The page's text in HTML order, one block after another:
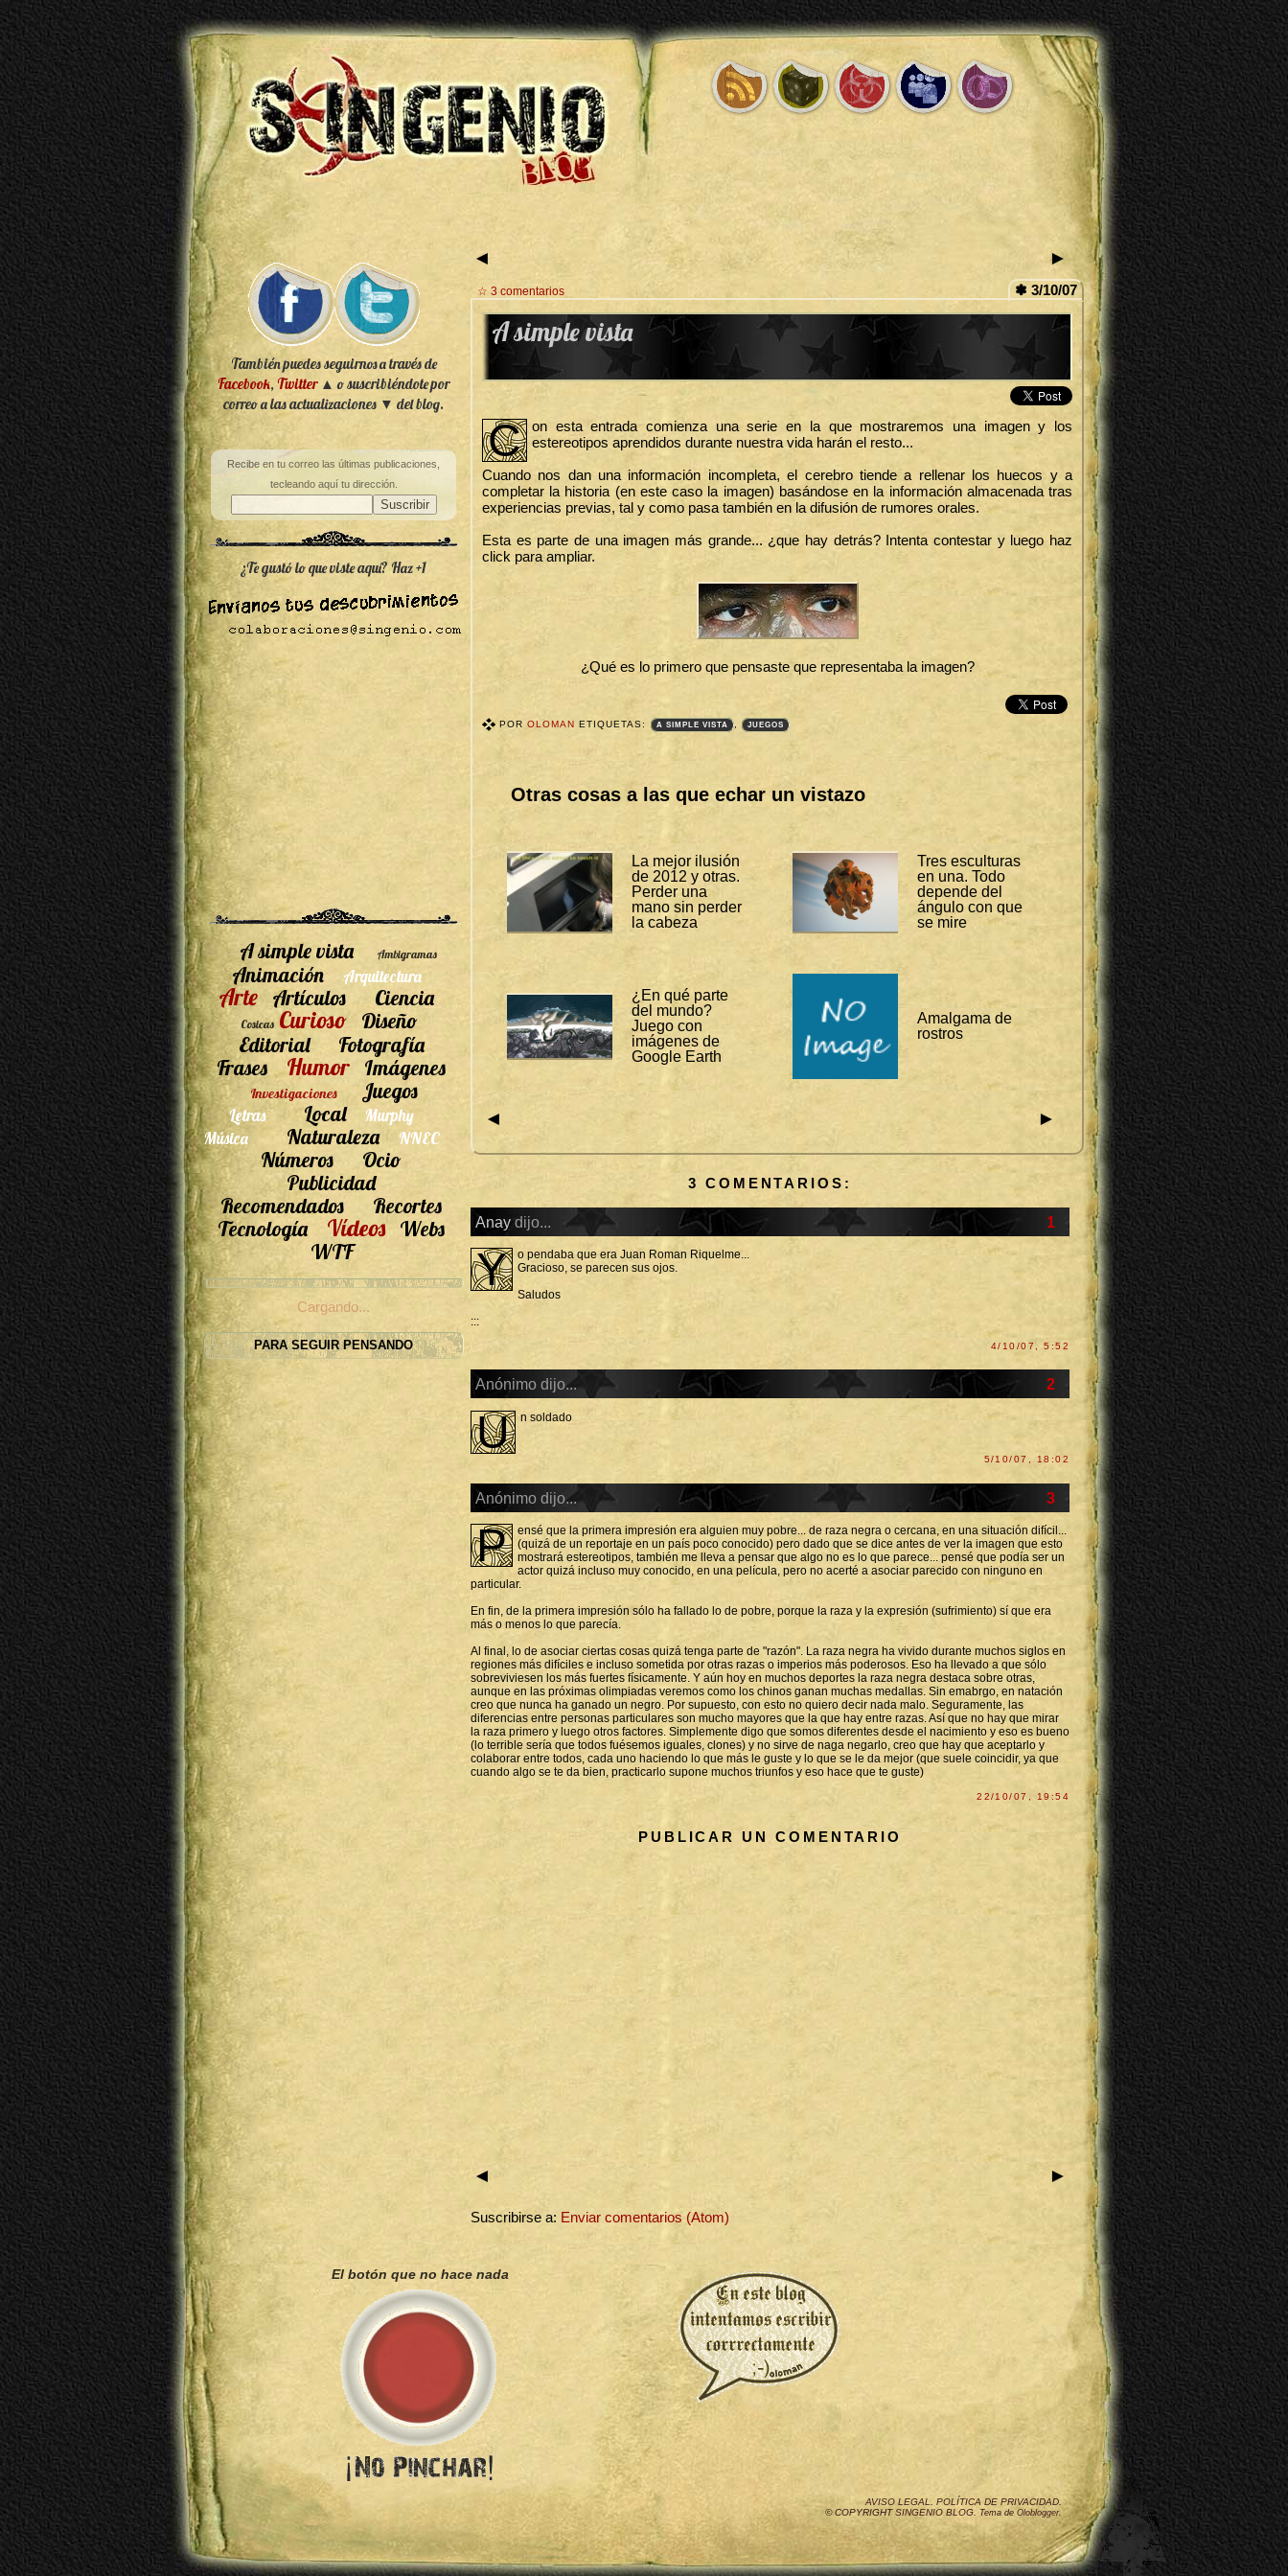
◄ ►
✽ 3/10/07
☆ 3 comentarios
A simple vista
C
on esta entrada comienza una serie en la que mostraremos una imagen y los
estereotipos aprendidos durante nuestra vida harán el resto...
Cuando nos dan una información incompleta, el cerebro tiende a rellenar los huecos y a
completar la historia (en este caso la imagen) basándose en la información almacenada tras
experiencias previas, tal y como pasa también en la difusión de rumores orales.
Esta es parte de una imagen más grande... ¿que hay detrás? Intenta contestar y luego haz
click para ampliar.
¿Qué es lo primero que pensaste que representaba la imagen?
POROLOMANETIQUETAS: A SIMPLE VISTA , JUEGOS
Otras cosas a las que echar un vistazo
La mejor ilusión
de 2012 y otras.
Perder una
mano sin perder
la cabeza
Tres esculturas
en una. Todo
depende del
ángulo con que
se mire
¿En qué parte
del mundo?
Juego con
imágenes de
Google Earth
Amalgama de
rostros
◄ ►
3 COMENTARIOS:
Anay dijo... 1
Y
o pendaba que era Juan Roman Riquelme...
Gracioso, se parecen sus ojos.
Saludos
:::
4/10/07, 5:52
Anónimo dijo... 2
u n soldado
5/10/07, 18:02
Anónimo dijo... 3
P
ensé que la primera impresión era alguien muy pobre... de raza negra o cercana, en una situación difícil...
(quizá de un reportaje en un país poco conocido) pero dado que se dice antes de ver la imagen que esto
mostrará estereotipos, también me lleva a pensar que algo no es lo que parece... pensé que podía ser un
actor quizá incluso muy conocido, en una película, pero no acerté a asociar parecido con ninguno en
particular.
En fin, de la primera impresión sólo ha fallado lo de pobre, porque la raza y la expresión (sufrimiento) sí que era
más o menos lo que parecía.
Al final, lo de asociar ciertas cosas quizá tenga parte de "razón". La raza negra ha vivido durante muchos siglos en
regiones más difíciles e incluso sometida por otras razas o imperios más poderosos. Eso ha llevado a que sólo
sobreviviesen los más fuertes físicamente. Y aún hoy en muchos deportes la raza negra destaca sobre otras,
aunque en las próximas olimpiadas veremos como los chinos ganan muchas medallas. Sin emabrgo, en natación
creo que nunca ha ganado un negro. Por supuesto, con esto no quiero decir nada malo. Seguramente, las
diferencias entre personas particulares son mucho mayores que la que hay entre razas. Así que no hay que mirar
la raza primero y luego otros factores. Simplemente digo que somos diferentes desde el nacimiento y eso es bueno
(lo terrible sería que todos fuésemos iguales, clones) y no sirve de naga negarlo, creo que hay que aceptarlo y
colaborar entre todos, cada uno haciendo lo que más le guste y lo que se le da mejor (que suele coincidir, ya que
cuando algo se te da bien, practicarlo supone muchos triunfos y eso hace que te guste)
22/10/07, 19:54
PUBLICAR UN COMENTARIO
◄ ►
Suscribirse a: Enviar comentarios (Atom)
También puedes seguirnos a través de
Facebook,Twitter▲ o suscribiéndote por
correo a las actualizaciones ▼ del blog.
Recibe en tu correo las últimas publicaciones,
tecleando aquí tu dirección.
¿Te gustó lo que viste aquí? Haz +1
A simple vista Ambigramas
Animación Arquitectura
Arte Artículos Ciencia
Cosicas Curioso
Diseño
Editorial
Fotografía
Frases
Humor Imágenes
Investigaciones Juegos
Letras Local
Murphy
Música
Naturaleza NNEC
Números
Ocio
Publicidad
Recomendados
Recortes
Tecnología
Vídeos Webs
WTF
Cargando...
PARA SEGUIR PENSANDO
El botón que no hace nada
AVISO LEGAL POLÍTICA DE PRIVACIDAD
© COPYRIGHTSINGENIO BLOG Tema de Oloblogger.